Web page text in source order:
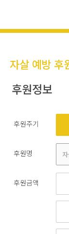
자살 예방 후
후원정보
후원주기
후원명
후원금액